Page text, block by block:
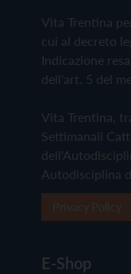
Vita Trentina
cui al decreto
Indicazione
dell'art. 5 del
Vita Trentina,
Settimanali
Autodisciplina
E-Shop